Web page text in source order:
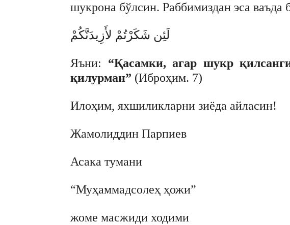
шукрона бўлсин. Раббимиздан эса ваъда
لَئِن شَكَرْتُمْ لأَزِيدَنَّكُمْ
Яъни: “Қасамки, агар шукр
қилурман” (Иброҳим. 7)
Илоҳим, яхшиликларни зиёда айласин!
Жамолиддин Парпиев
Асака тумани
“Муҳаммадсолеҳ ҳожи”
жоме масжиди ходими